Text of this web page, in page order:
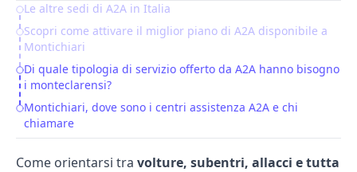
Table of Contents
Le altre sedi di A2A in Italia
Scopri come attivare il miglior piano di A2A disponibile a
Montichiari
Di quale tipologia di servizio offerto da A2A hanno bisogno
i monteclarensi?
Montichiari, dove sono i centri assistenza A2A e chi
chiamare
Come orientarsi tra volture, subentri, allacci e tutta